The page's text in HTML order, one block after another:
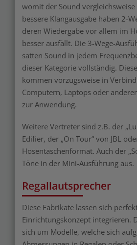
womit der Sound
bessere Klangausgabe haben 2-
deren Wiedergabe vor allem im
besser ausfällt. Die 3-Wege-
satten Sound in jedem
dieser Kategorie vollständig.
kommen vorzugsweise in
Computern, Laptops oder
zur Anwendung.
Weitere Vertreter sind z.B. der
Edifier, der „On Tour“ von JBL
Hosentaschenformat. Auch der
Töne in der Mini-Ausführung aus.
Regallautsprecher
Diese Fabrikate lassen sich
Einrichtungskonzept integrieren.
sich um Modelle, welche sich